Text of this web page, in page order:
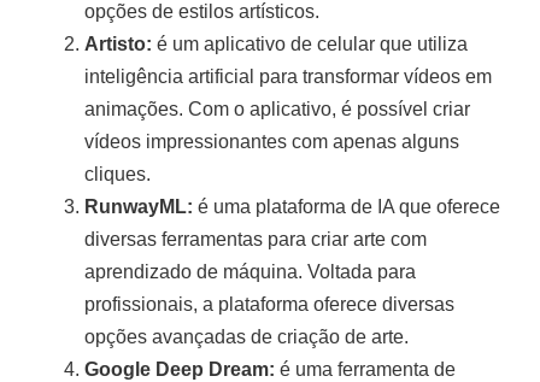
opções de estilos artísticos.
Artisto: é um aplicativo de celular que utiliza
inteligência artificial para transformar vídeos em
animações. Com o aplicativo, é possível criar
vídeos impressionantes com apenas alguns
cliques.
RunwayML: é uma plataforma de IA que oferece
diversas ferramentas para criar arte com
aprendizado de máquina. Voltada para
profissionais, a plataforma oferece diversas
opções avançadas de criação de arte.
Google Deep Dream: é uma ferramenta de